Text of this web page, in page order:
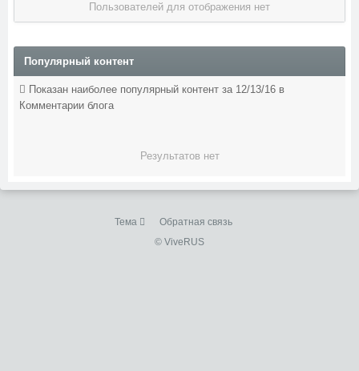
Пользователей для отображения нет
Популярный контент
Показан наиболее популярный контент за 12/13/16 в
Комментарии блога
Результатов нет
Тема
Обратная связь
© ViveRUS